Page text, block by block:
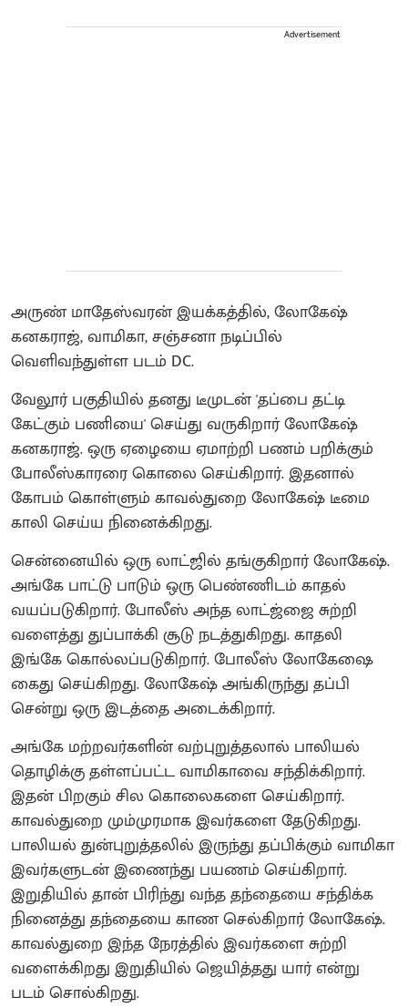
Advertisement
அருண் மாதேஸ்வரன் இயக்கத்தில், லோகேஷ்
கனகராஜ், வாமிகா, சஞ்சனா நடிப்பில்
வெளிவந்துள்ள படம் DC.
வேலூர் பகுதியில் தனது டீமுடன் 'தப்பை தட்டி
கேட்கும் பணியை' செய்து வருகிறார் லோகேஷ்
கனகராஜ். ஒரு ஏழையை ஏமாற்றி பணம் பறிக்கும்
போலீஸ்காரரை கொலை செய்கிறார். இதனால்
கோபம் கொள்ளும் காவல்துறை லோகேஷ் டீமை
காலி செய்ய நினைக்கிறது.
சென்னையில் ஒரு லாட்ஜில் தங்குகிறார் லோகேஷ்.
அங்கே பாட்டு பாடும் ஒரு பெண்ணிடம் காதல்
வயப்படுகிறார். போலீஸ் அந்த லாட்ஜ்ஜை சுற்றி
வளைத்து துப்பாக்கி சூடு நடத்துகிறது. காதலி
இங்கே கொல்லப்படுகிறார். போலீஸ் லோகேஷை
கைது செய்கிறது. லோகேஷ் அங்கிருந்து தப்பி
சென்று ஒரு இடத்தை அடைக்கிறார்.
அங்கே மற்றவர்களின் வற்புறுத்தலால் பாலியல்
தொழிக்கு தள்ளப்பட்ட வாமிகாவை சந்திக்கிறார்.
இதன் பிறகும் சில கொலைகளை செய்கிறார்.
காவல்துறை மும்முரமாக இவர்களை தேடுகிறது.
பாலியல் துன்புறுத்தலில் இருந்து தப்பிக்கும் வாமிகா
இவர்களுடன் இணைந்து பயணம் செய்கிறார்.
இறுதியில் தான் பிரிந்து வந்த தந்தையை சந்திக்க
நினைத்து தந்தையை காண செல்கிறார் லோகேஷ்.
காவல்துறை இந்த நேரத்தில் இவர்களை சுற்றி
வளைக்கிறது இறுதியில் ஜெயித்தது யார் என்று
படம் சொல்கிறது.